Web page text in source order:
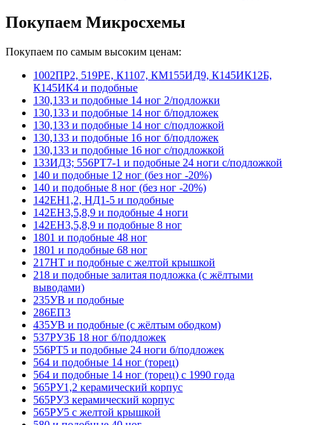
Покупаем Микросхемы
Покупаем по самым высоким ценам:
1002ПР2, 519РЕ, К1107, КМ155ИД9, К145ИК12Б,
К145ИК4 и подобные
130,133 и подобные 14 ног 2/подложки
130,133 и подобные 14 ног б/подложек
130,133 и подобные 14 ног с/подложкой
130,133 и подобные 16 ног б/подложек
130,133 и подобные 16 ног с/подложкой
133ИД3; 556РТ7-1 и подобные 24 ноги с/подложкой
140 и подобные 12 ног (без ног -20%)
140 и подобные 8 ног (без ног -20%)
142ЕН1,2, НД1-5 и подобные
142ЕН3,5,8,9 и подобные 4 ноги
142ЕН3,5,8,9 и подобные 8 ног
1801 и подобные 48 ног
1801 и подобные 68 ног
217НТ и подобные с желтой крышкой
218 и подобные залитая подложка (с жёлтыми
выводами)
235УВ и подобные
286ЕП3
435УВ и подобные (с жёлтым ободком)
537РУ3Б 18 ног б/подложек
556РТ5 и подобные 24 ноги б/подложек
564 и подобные 14 ног (торец)
564 и подобные 14 ног (торец) с 1990 года
565РУ1,2 керамический корпус
565РУ3 керамический корпус
565РУ5 с желтой крышкой